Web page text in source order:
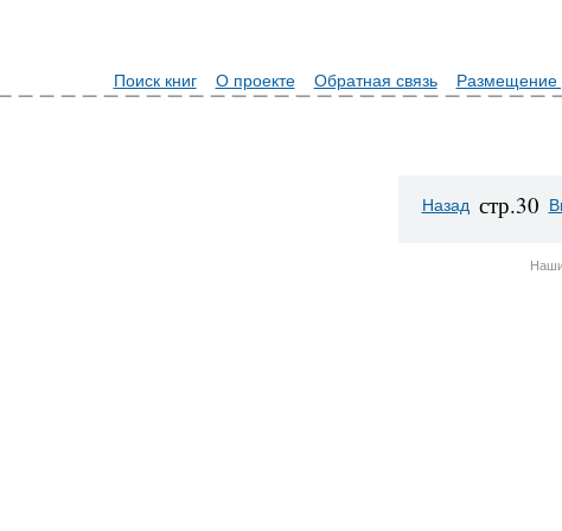
Поиск книг О проекте Обратная связь Размещение
Назад стр.30